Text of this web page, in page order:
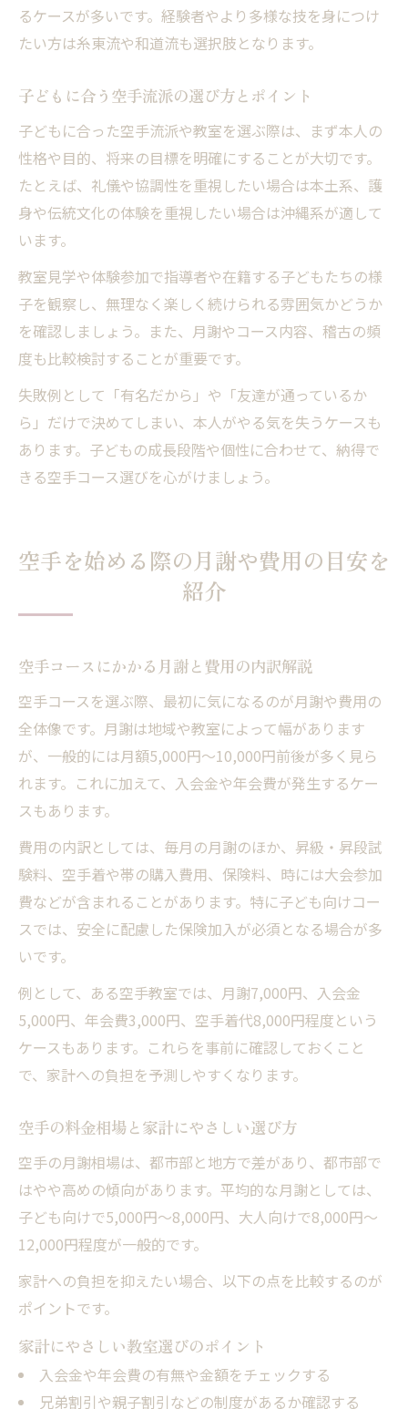
るケースが多いです。経験者やより多様な技を身につけ
たい方は糸東流や和道流も選択肢となります。
子どもに合う空手流派の選び方とポイント
子どもに合った空手流派や教室を選ぶ際は、まず本人の
性格や目的、将来の目標を明確にすることが大切です。
たとえば、礼儀や協調性を重視したい場合は本土系、護
身や伝統文化の体験を重視したい場合は沖縄系が適して
います。
教室見学や体験参加で指導者や在籍する子どもたちの様
子を観察し、無理なく楽しく続けられる雰囲気かどうか
を確認しましょう。また、月謝やコース内容、稽古の頻
度も比較検討することが重要です。
失敗例として「有名だから」や「友達が通っているか
ら」だけで決めてしまい、本人がやる気を失うケースも
あります。子どもの成長段階や個性に合わせて、納得で
きる空手コース選びを心がけましょう。
空手を始める際の月謝や費用の目安を
紹介
空手コースにかかる月謝と費用の内訳解説
空手コースを選ぶ際、最初に気になるのが月謝や費用の
全体像です。月謝は地域や教室によって幅があります
が、一般的には月額5,000円〜10,000円前後が多く見ら
れます。これに加えて、入会金や年会費が発生するケー
スもあります。
費用の内訳としては、毎月の月謝のほか、昇級・昇段試
験料、空手着や帯の購入費用、保険料、時には大会参加
費などが含まれることがあります。特に子ども向けコー
スでは、安全に配慮した保険加入が必須となる場合が多
いです。
例として、ある空手教室では、月謝7,000円、入会金
5,000円、年会費3,000円、空手着代8,000円程度という
ケースもあります。これらを事前に確認しておくこと
で、家計への負担を予測しやすくなります。
空手の料金相場と家計にやさしい選び方
空手の月謝相場は、都市部と地方で差があり、都市部で
はやや高めの傾向があります。平均的な月謝としては、
子ども向けで5,000円〜8,000円、大人向けで8,000円〜
12,000円程度が一般的です。
家計への負担を抑えたい場合、以下の点を比較するのが
ポイントです。
家計にやさしい教室選びのポイント
入会金や年会費の有無や金額をチェックする
兄弟割引や親子割引などの制度があるか確認する